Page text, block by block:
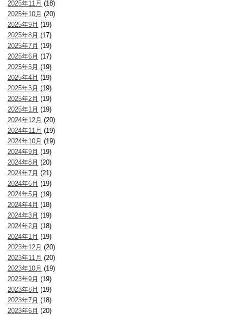
2025年11月 (18)
2025年10月 (20)
2025年9月 (19)
2025年8月 (17)
2025年7月 (19)
2025年6月 (17)
2025年5月 (19)
2025年4月 (19)
2025年3月 (19)
2025年2月 (19)
2025年1月 (19)
2024年12月 (20)
2024年11月 (19)
2024年10月 (19)
2024年9月 (19)
2024年8月 (20)
2024年7月 (21)
2024年6月 (19)
2024年5月 (19)
2024年4月 (18)
2024年3月 (19)
2024年2月 (18)
2024年1月 (19)
2023年12月 (20)
2023年11月 (20)
2023年10月 (19)
2023年9月 (19)
2023年8月 (19)
2023年7月 (18)
2023年6月 (20)